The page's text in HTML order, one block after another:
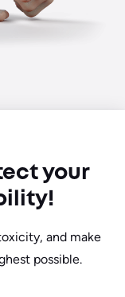
your
and make
possible.